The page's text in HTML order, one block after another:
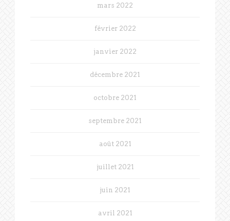
mars 2022
février 2022
janvier 2022
décembre 2021
octobre 2021
septembre 2021
août 2021
juillet 2021
juin 2021
avril 2021